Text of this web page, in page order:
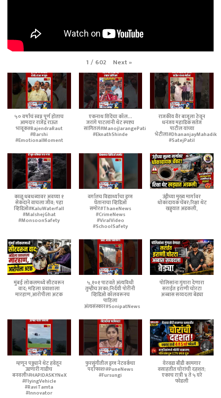
1 / 602 Next»
५० वर्षांचं स्वप्न पूर्ण होताच
आमदार राजेंद्र राऊत
भावूक#RajendraRaut
#Barshi
#EmotionalMoment
एकनाथ शिंदेंचा कॉल...
जरांगे पाटलांनी थेट स्पष्टच
सांगितलं#ManojJarangePatil
#EknathShinde
राजकीय वैर बाजूला ठेवून
धनंजय महाडिक सतेज
पाटील यांच्या
भेटीला#DhananjayMahadik
#SatejPatil
काळू धबधब्यावर अवघ्या १
सेकंदाने वाचला जीव; पहा
व्हिडिओ#KaluWaterfall
#MalshejGhat
#MonsoonSafety
वर्गातच विद्यार्थ्याचा ड्रग्ज
घेतानाचा व्हिडिओ
समोर#ThaneNews
#CrimeNews
#ViralVideo
#SchoolSafety
उंड्रीच्या मुख्य मार्गावर
धोकादायक चेंबर;रिक्षा थेट
खड्ड्यात अडकली,
मुंबई लोकलमध्ये सीटवरून
वाद; महिला प्रवाशाला
मारहाण,आरोपीला अटक
५,१०१ पाठवते अंत्यविधी
तुम्हीच उरका;निर्दयी पोरींनी
व्हिडिओ कॉलवरूनच
पाहिला
अंत्यसंस्कार#SonipatNews
पोलिसांना गुंगारा देणारा
सराईत इराणी चोरटा
अब्बास सय्यदला बेड्या
म्हणून पठ्ठ्याने थेट हवेतून
उडणारी गाडीच
बनवली!#HAPIDASKYNeX
#FlyingVehicle
#RaviTamta
#Innovator
फुरसुंगीतील ड्रग्ज नेटवर्कचा
पर्दाफाश!#PuneNews
#Fursungi
येरवडा बीडी कामगार
वसाहतीत चोरांची दहशत;
एकाच रात्री ४ ते ५ घरे
फोडली